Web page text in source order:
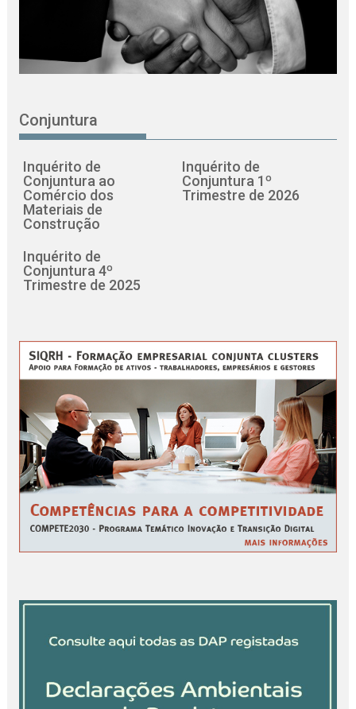
Conjuntura
Inquérito de
Conjuntura ao
Comércio dos
Materiais de
Construção
Inquérito de
Conjuntura 1º
Trimestre de 2026
Inquérito de
Conjuntura 4º
Trimestre de 2025